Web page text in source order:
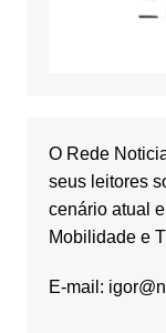
O Rede
seus leitores
cenário atual
Mobilidade e
E-mail: